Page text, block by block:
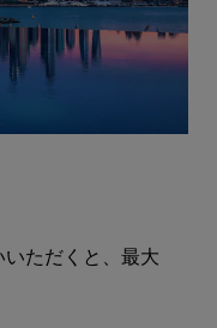
ただくと、最大